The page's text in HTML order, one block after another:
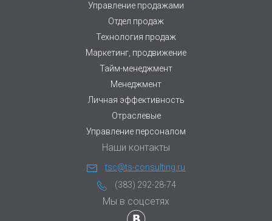
Управление продажами
Отдел продаж
Технология продаж
Маркетинг, продвижение
Тайм-менеджмент
Менеджмент
Личная эффективность
Отраслевые
Управление персоналом
Наши контакты
tsc@ts-consulting.ru
(383) 292-28-74
Мы в соцсетях